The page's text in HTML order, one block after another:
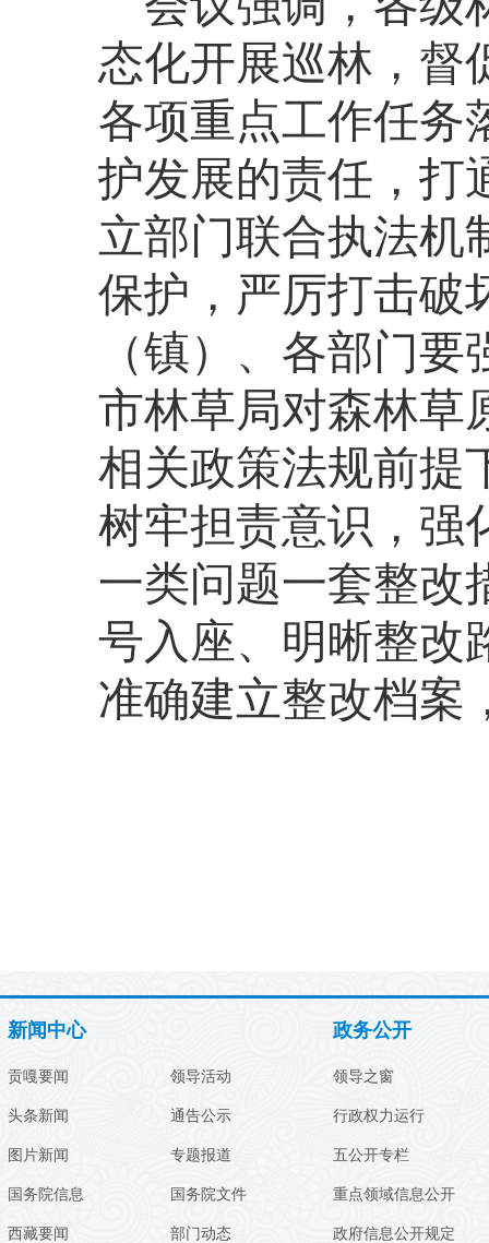
态化开展巡林，督
各项重点工作任务
护发展的责任，打
立部门联合执法机
保护，严厉打击破
（镇）、各部门
市林草局对森林草
相关政策法规前提
树牢担责意识，强
一类问题一套整改
号入座、明晰整改
准确建立整改档案
新闻中心
贡嘎要闻
头条新闻
图片新闻
国务院信息
西藏要闻
领导活动
通告公示
专题报道
国务院文件
部门动态
政务公开
领导之窗
行政权力运行
五公开专栏
重点领域信息公开
政府信息公开规定